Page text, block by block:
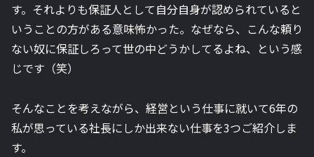
す。それよりも保証人として自分自身が認められていると
いうことの方がある意味怖かった。なぜなら、こんな頼り
ない奴に保証しろって世の中どうかしてるよね、という感
じです（笑）
そんなことを考えながら、経営という仕事に就いて6年の
私が思っている社長にしか出来ない仕事を3つご紹介しま
す。